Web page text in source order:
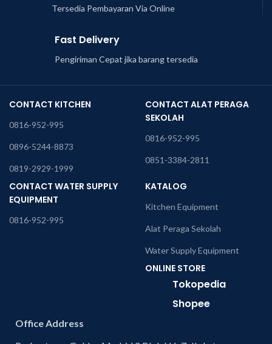
Tersedia Pembayaran Via Online
Fast Delivery
Pengiriman Cepat jika barang tersedia
CONTACT KITCHEN
0816-952-995
0896-5244-8873
0819-2929-1999
CONTACT ALAT PERAGA
SEKOLAH
0816-952-995
0851-3384-2811
CONTACT WATER SUPPLY
EQUIPMENT
0816-952-995
KATALOG
Kitchen Equipment
Alat Peraga Sekolah
Water Supply Equipment
ONLINE STORE
Tokopedia
Shopee
Office Address